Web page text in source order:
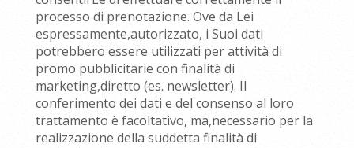
processo di prenotazione. Ove da Lei
espressamente,autorizzato, i Suoi dati
potrebbero essere utilizzati per attività di
promo pubblicitarie con finalità di
marketing,diretto (es. newsletter). Il
conferimento dei dati e del consenso al loro
trattamento è facoltativo, ma,necessario per la
realizzazione della suddetta finalità di